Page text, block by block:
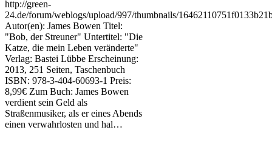
http://green-
24.de/forum/weblogs/upload/997/thumbnails/
Autor(en): James Bowen Titel:
"Bob, der Streuner" Untertitel: "Die
Katze, die mein Leben veränderte"
Verlag: Bastei Lübbe Erscheinung:
2013, 251 Seiten, Taschenbuch
ISBN: 978-3-404-60693-1 Preis:
8,99€ Zum Buch: James Bowen
verdient sein Geld als
Straßenmusiker, als er eines Abends
einen verwahrlosten und hal…